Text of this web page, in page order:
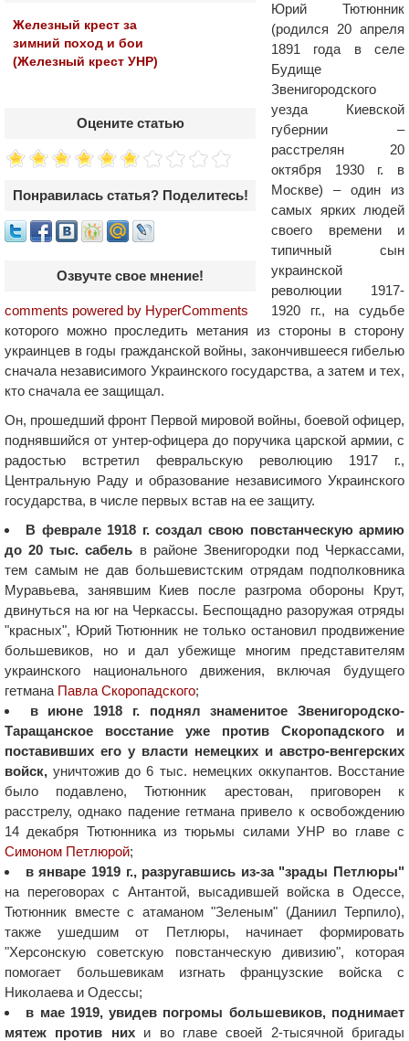
Железный крест за
зимний поход и бои
(Железный крест УНР)
Оцените статью
Понравилась статья? Поделитесь!
Озвучте свое мнение!
comments powered by HyperComments
Юрий Тютюнник
(родился 20 апреля
1891 года в селе
Будище
Звенигородского
уезда Киевской
губернии –
расстрелян 20
октября 1930 г. в
Москве) – один из
самых ярких людей
своего времени и
типичный сын
украинской
революции 1917-
1920 гг., на судьбе
которого можно проследить метания из стороны в сторону
украинцев в годы гражданской войны, закончившееся гибелью
сначала независимого Украинского государства, а затем и тех,
кто сначала ее защищал.
Он, прошедший фронт Первой мировой войны, боевой офицер,
поднявшийся от унтер-офицера до поручика царской армии, с
радостью встретил февральскую революцию 1917 г.,
Центральную Раду и образование независимого Украинского
государства, в числе первых встав на ее защиту.
В феврале 1918 г. создал свою повстанческую армию
до 20 тыс. сабель в районе Звенигородки под Черкассами,
тем самым не дав большевистским отрядам подполковника
Муравьева, занявшим Киев после разгрома обороны Крут,
двинуться на юг на Черкассы. Беспощадно разоружая отряды
"красных", Юрий Тютюнник не только остановил продвижение
большевиков, но и дал убежище многим представителям
украинского национального движения, включая будущего
гетмана Павла Скоропадского;
в июне 1918 г. поднял знаменитое Звенигородско-
Таращанское восстание уже против Скоропадского и
поставивших его у власти немецких и австро-венгерских
войск, уничтожив до 6 тыс. немецких оккупантов. Восстание
было подавлено, Тютюнник арестован, приговорен к
расстрелу, однако падение гетмана привело к освобождению
14 декабря Тютюнника из тюрьмы силами УНР во главе с
Симоном Петлюрой;
в январе 1919 г., разругавшись из-за "зрады Петлюры"
на переговорах с Антантой, высадившей войска в Одессе,
Тютюнник вместе с атаманом "Зеленым" (Даниил Терпило),
также ушедшим от Петлюры, начинает формировать
"Херсонскую советскую повстанческую дивизию", которая
помогает большевикам изгнать французские войска с
Николаева и Одессы;
в мае 1919, увидев погромы большевиков, поднимает
мятеж против нихи во главе своей 2-тысячной бригады